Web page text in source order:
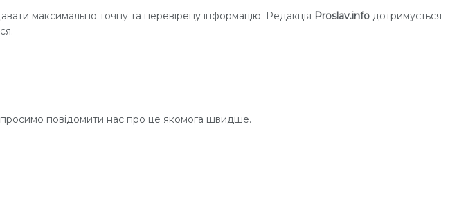
максимально точну та перевірену інформацію. Редакція Proslav.info дотримується
просимо повідомити нас про це якомога швидше.